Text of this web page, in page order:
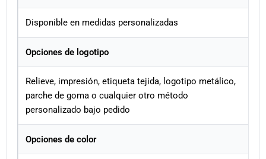
Disponible en medidas personalizadas
Opciones de logotipo
Relieve, impresión, etiqueta tejida, logotipo metálico,
parche de goma o cualquier otro método
personalizado bajo pedido
Opciones de color